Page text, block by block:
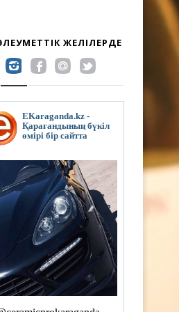
ЖЕЛІЛЕРДЕ
EKaraganda.kz -
Қарағандының бүкіл
өмірі бір сайтта